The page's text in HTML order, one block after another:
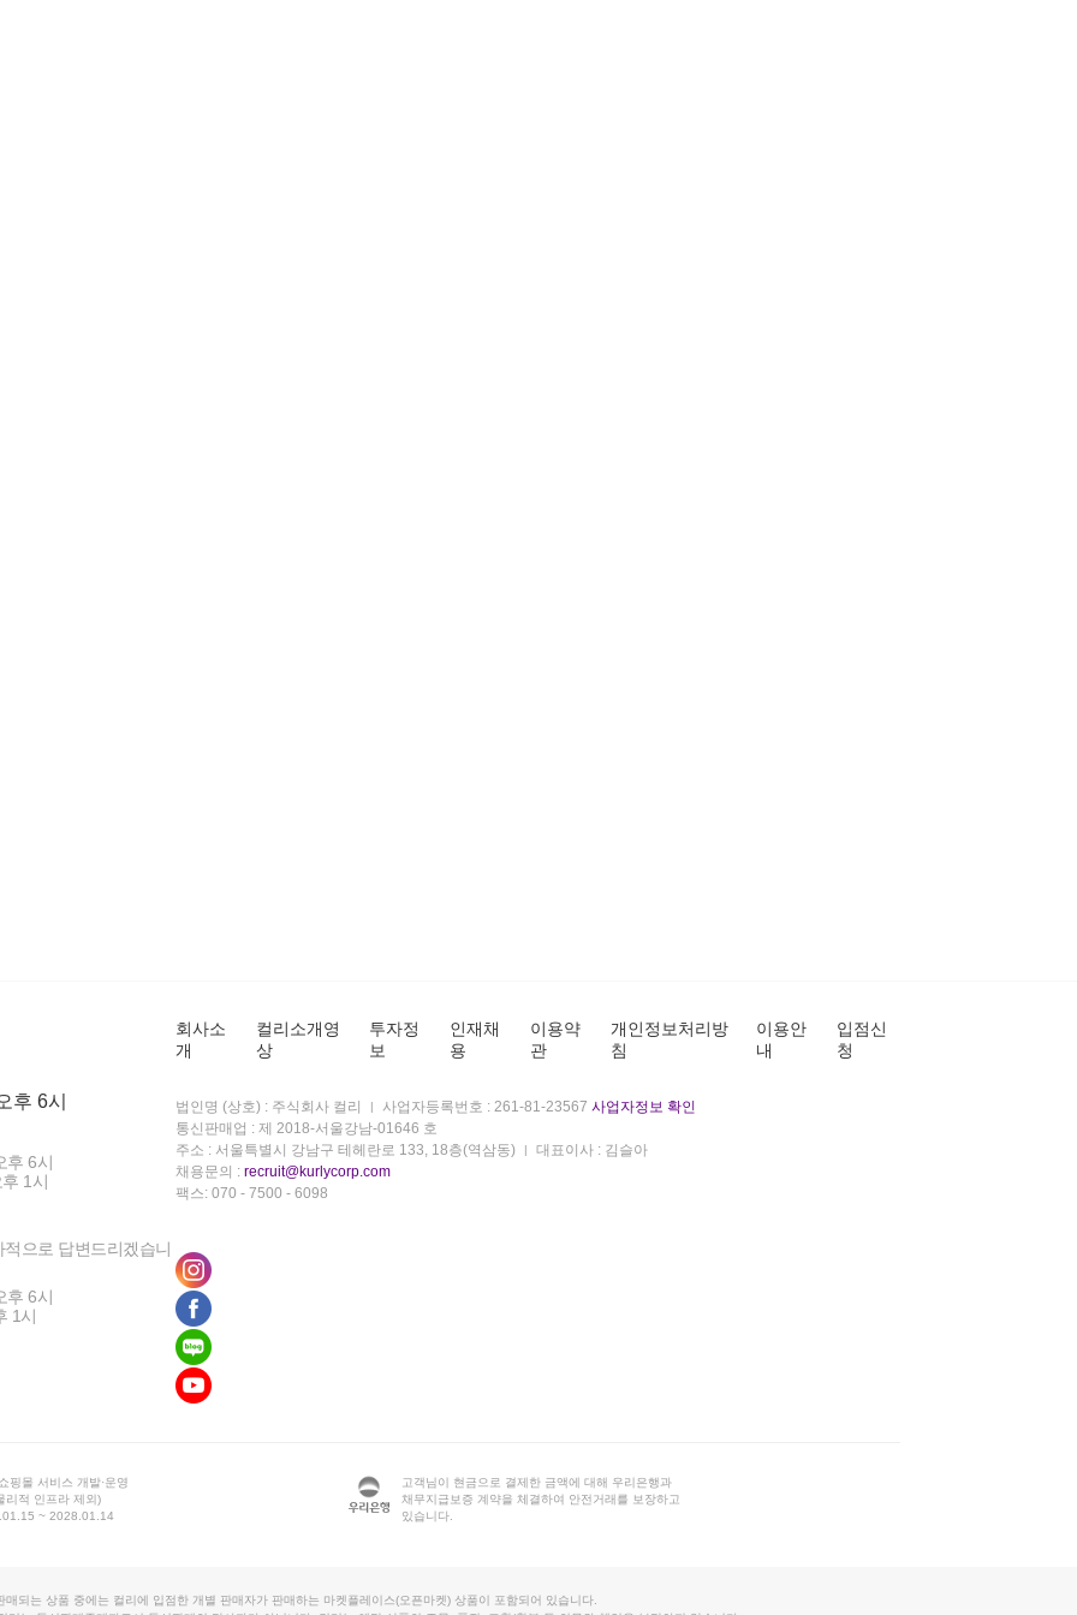
후 6시
후 6시
1시
으로 답변드리겠습니
후 6시
1시
회사소
개
컬리소개영
상
투자정
보
인재채
용
이용약
관
개인정보처리방
침
이용안
내
입점신
청
법인명 (상호) : 주식회사 컬리 사업자등록번호 : 261-81-23567 사업자정보 확인
통신판매업 : 제 2018-서울강남-01646 호
주소 : 서울특별시 강남구 테헤란로 133, 18층(역삼동)
대표이사 : 김슬아
채용문의 : recruit@kurlycorp.com
팩스: 070 - 7500 - 6098
핑몰 서비스 개발·운영
리적 인프라 제외)
~ 2028.01.14
고객님이 현금으로 결제한 금액에 대해 우리은행과
채무지급보증 계약을 체결하여 안전거래를 보장하고
있습니다.
매되는 상품 중에는 컬리에 입점한 개별 판매자가 판매하는 마켓플레이스(오픈마켓) 상품이 포함되어 있습니다.